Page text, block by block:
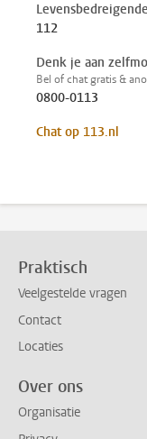
112
Denk je aan
Bel of chat gratis &
0800-0113
Chat op 113.nl
Praktisch
Veelgestelde vragen
Contact
Locaties
Over ons
Organisatie